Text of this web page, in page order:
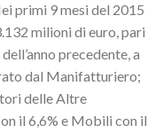
primi 9 mesi del 2015
milioni di euro, pari
precedente, a
dal Manifatturiero;
delle Altre
il 6,6% e Mobili con il